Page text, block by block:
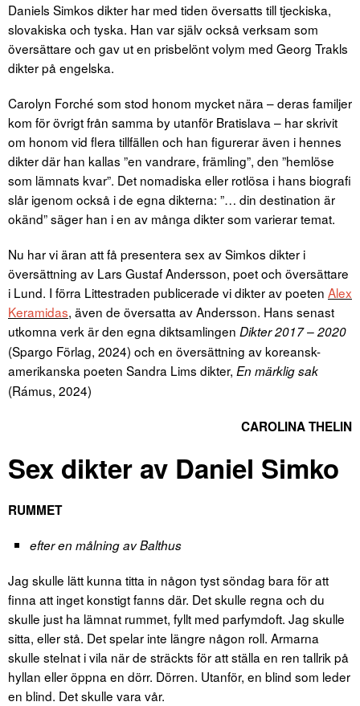
Daniels Simkos dikter har med tiden översatts till tjeckiska,
slovakiska och tyska. Han var själv också verksam som
översättare och gav ut en prisbelönt volym med Georg Trakls
dikter på engelska.
Carolyn Forché som stod honom mycket nära – deras familjer
kom för övrigt från samma by utanför Bratislava – har skrivit
om honom vid flera tillfällen och han figurerar även i hennes
dikter där han kallas ”en vandrare, främling”, den ”hemlöse
som lämnats kvar”. Det nomadiska eller rotlösa i hans biografi
slår igenom också i de egna dikterna: ”… din destination är
okänd” säger han i en av många dikter som varierar temat.
Nu har vi äran att få presentera sex av Simkos dikter i
översättning av Lars Gustaf Andersson, poet och översättare
i Lund. I förra Littestraden publicerade vi dikter av poeten Alex
Keramidas, även de översatta av Andersson. Hans senast
utkomna verk är den egna diktsamlingen Dikter 2017 – 2020
(Spargo Förlag, 2024) och en översättning av koreansk-
amerikanska poeten Sandra Lims dikter, En märklig sak
(Rámus, 2024)
CAROLINA THELIN
Sex dikter av Daniel Simko
RUMMET
efter en målning av Balthus
Jag skulle lätt kunna titta in någon tyst söndag bara för att
finna att inget konstigt fanns där. Det skulle regna och du
skulle just ha lämnat rummet, fyllt med parfymdoft. Jag skulle
sitta, eller stå. Det spelar inte längre någon roll. Armarna
skulle stelnat i vila när de sträckts för att ställa en ren tallrik på
hyllan eller öppna en dörr. Dörren. Utanför, en blind som leder
en blind. Det skulle vara vår.